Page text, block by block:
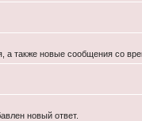
также новые сообщения со
новый ответ.